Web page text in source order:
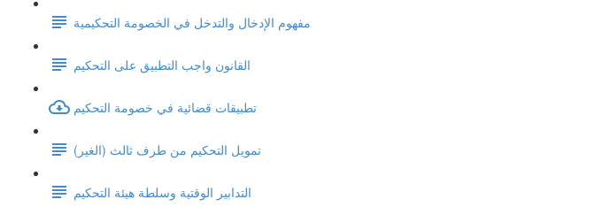
مفهوم الإدخال والتدخل في الخصومة التحكيمية
القانون واجب التطبيق على التحكيم
تطبيقات قضائية في خصومة التحكيم
تمويل التحكيم من طرف ثالث (الغير)
التدابير الوقتية وسلطة هيئة التحكيم